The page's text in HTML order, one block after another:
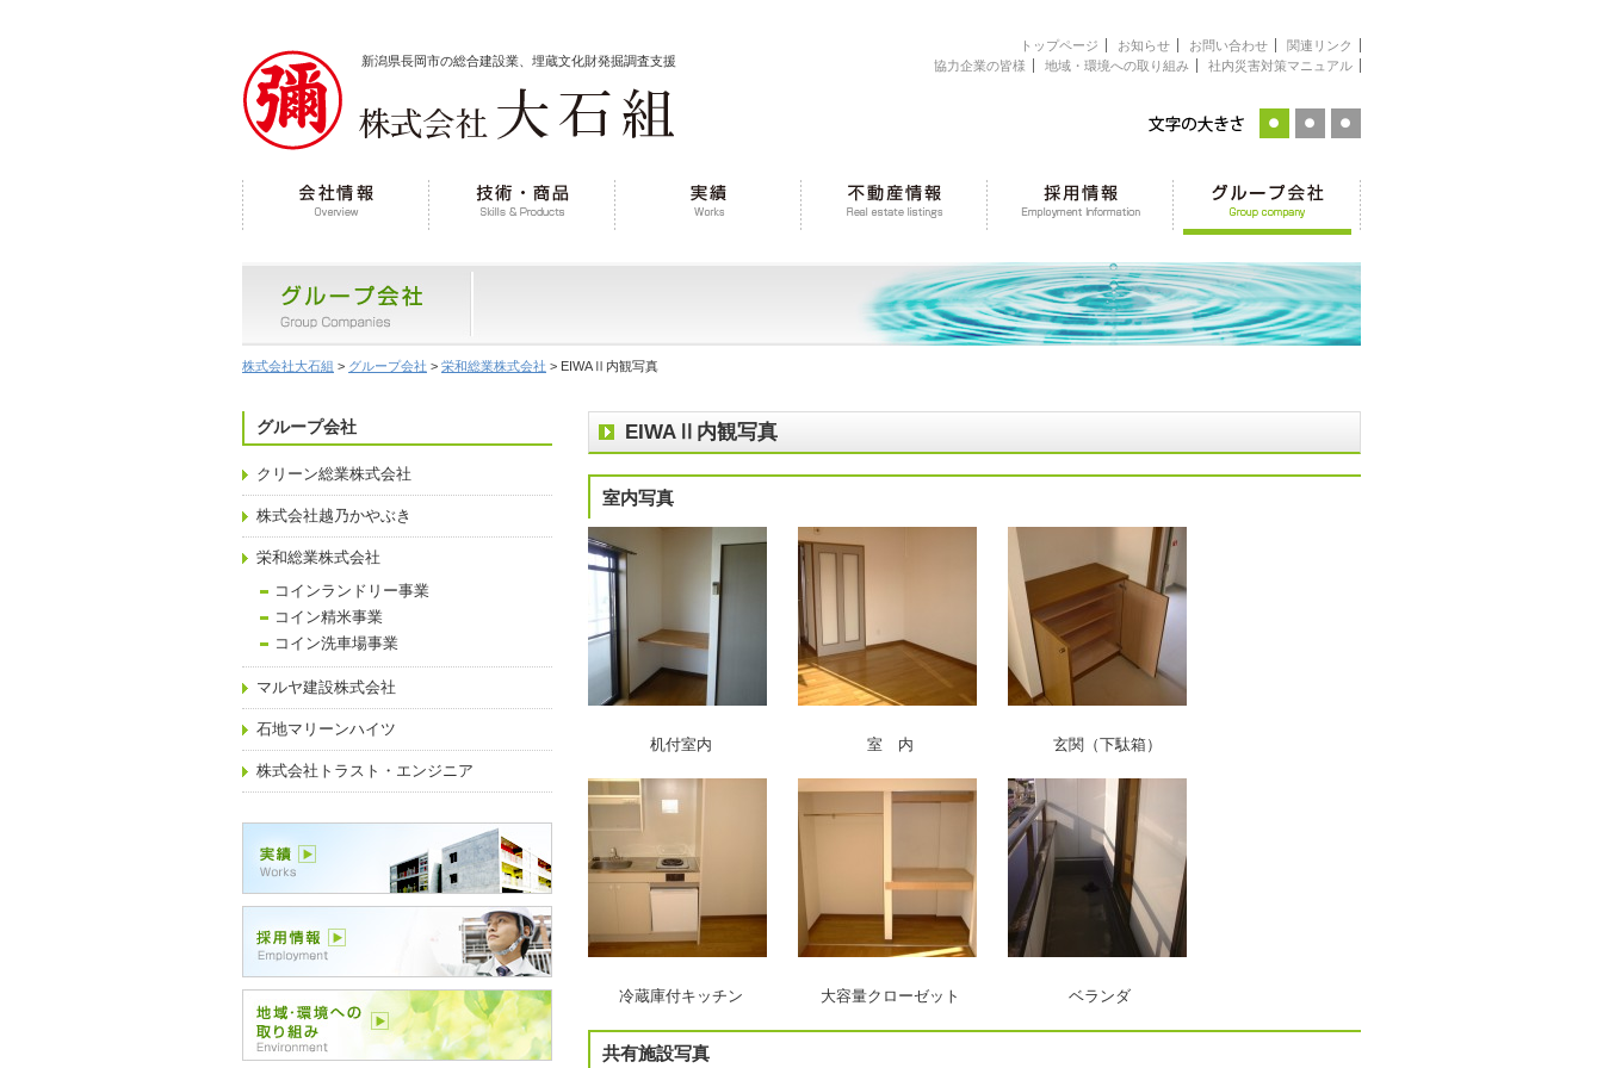
新潟県長岡市の総合建設業、埋蔵文化財発掘調査支援
トップページ お知らせ お問い合わせ
関連リンク
協力企業の皆様
地域・環境への取り組み 社内災害対策マニュアル
株式会社大石組 > グループ会社 > 栄和総業株式会社 > EIWAⅡ内観写真
EIWAⅡ内観写真
室内写真
机付室内 室 内 玄関（下駄箱）
冷蔵庫付キッチン 大容量クローゼット ベランダ
共有施設写真
グループ会社
クリーン総業株式会社
株式会社越乃かやぶき
栄和総業株式会社
コインランドリー事業
コイン精米事業
コイン洗車場事業
マルヤ建設株式会社
石地マリーンハイツ
株式会社トラスト・エンジニア